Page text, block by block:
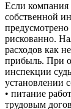
Если компания
собственной
рискованно.
расходов как
прибыль. При
инспекции
установлении
• питание
трудовым